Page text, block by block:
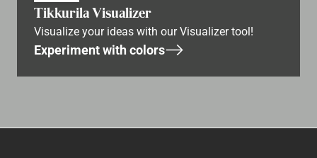
Tikkurila Visualizer
Visualize your ideas with our Visualizer tool!
Experiment with colors